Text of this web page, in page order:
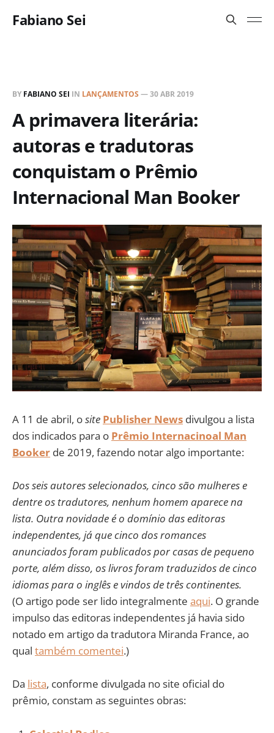
Fabiano Sei
BY FABIANO SEI IN LANÇAMENTOS —30 ABR 2019
A primavera literária:
autoras e tradutoras
conquistam o Prêmio
Internacional Man Booker
A 11 de abril, osite Publisher News divulgou a lista
dos indicados para o Prêmio Internacinoal Man
Booker de 2019, fazendo notar algo importante:
Dos seis autores selecionados, cinco são mulheres e
dentre os tradutores, nenhum homem aparece na
lista. Outra novidade é o domínio das editoras
independentes, já que cinco dos romances
anunciados foram publicados por casas de pequeno
porte, além disso, os livros foram traduzidos de cinco
idiomas para o inglês e vindos de três continentes.
(O artigo pode ser lido integralmente aqui. O grande
impulso das editoras independentes já havia sido
notado em artigo da tradutora Miranda France, ao
qual também comentei.)
Da lista, conforme divulgada no site oficial do
prêmio, constam as seguintes obras: